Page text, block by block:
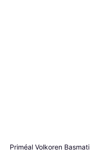
Priméal Volkoren Basmati